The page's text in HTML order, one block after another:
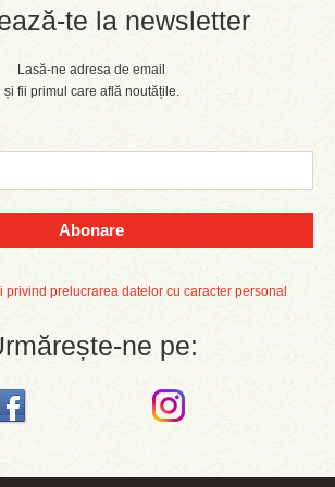
te la newsletter
Lasă-ne adresa de email
și fii primul care află noutățile.
Abonare
privind prelucrarea datelor cu caracter personal
ne pe: